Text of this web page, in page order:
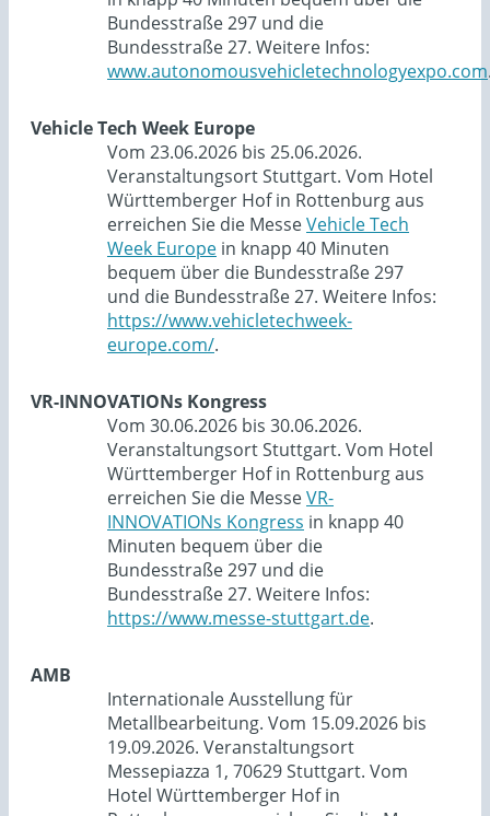
Bundesstraße 297 und die
Bundesstraße 27. Weitere Infos:
www.autonomousvehicletechnologyexpo.com
Vehicle Tech Week Europe
Vom 23.06.2026 bis 25.06.2026.
Veranstaltungsort Stuttgart. Vom Hotel
Württemberger Hof in Rottenburg aus
erreichen Sie die MesseVehicle Tech
Week Europe in knapp 40 Minuten
bequem über die Bundesstraße 297
und die Bundesstraße 27. Weitere Infos:
https://www.vehicletechweek-
europe.com/.
VR-INNOVATIONs Kongress
Vom 30.06.2026 bis 30.06.2026.
Veranstaltungsort Stuttgart. Vom Hotel
Württemberger Hof in Rottenburg aus
erreichen Sie die MesseVR-
INNOVATIONs Kongress in knapp 40
Minuten bequem über die
Bundesstraße 297 und die
Bundesstraße 27. Weitere Infos:
https://www.messe-stuttgart.de.
AMB
Internationale Ausstellung für
Metallbearbeitung. Vom 15.09.2026 bis
19.09.2026. Veranstaltungsort
Messepiazza 1, 70629 Stuttgart. Vom
Hotel Württemberger Hof in